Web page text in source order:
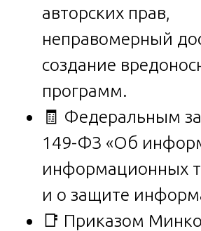
авторских прав,
неправомерный
создание
программ.
🧾 Федеральным
149-ФЗ «Об
информационных
и о защите
📑 Приказом